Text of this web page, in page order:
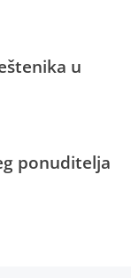
u
ponuditelja